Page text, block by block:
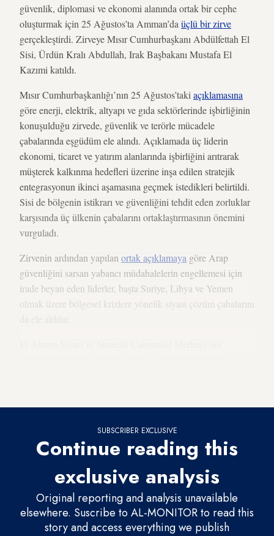
güvenlik, diplomasi ve ekonomi alanında ortak bir cephe
oluşturmak için 25 Ağustos’ta Amman’da üçlü bir zirve
gerçekleştirdi. Zirveye Mısır Cumhurbaşkanı Abdülfettah El
Sisi, Ürdün Kralı Abdullah, Irak Başbakanı Mustafa El
Kazımi katıldı.
Mısır Cumhurbaşkanlığı’nın 25 Ağustos’taki açıklamasına
göre enerji, elektrik, altyapı ve gıda sektörlerinde işbirliğinin
konuşulduğu zirvede, güvenlik ve terörle mücadele
çabalarında eşgüdüm ele alındı. Açıklamada üç liderin
ekonomi, ticaret ve yatırım alanlarında işbirliğini arıtrarak
müşterek kalkınma hedefleri üzerine inşa edilen stratejik
entegrasyonun ikinci aşamasına geçmek istedikleri belirtildi.
Sisi de bölgenin istikrarı ve güvenliğini tehdit eden zorluklar
karşısında üç ülkenin çabalarını ortaklaştırmasının önemini
vurguladı.
Zirvenin ardından yapılan ortak açıklamaya göre Arap
güvenliğini sarsan yabancı müdahalelerin engellemesi için
irade beyan eden liderler, başta Suriye, Libya ve Yemen
olmak üzere bölgesel krizlere yönelik siyasi çözüm çabalarını
SUBSCRIBER EXCLUSIVE
Continue reading this
exclusive analysis
Original reporting and analysis unavailable
elsewhere. Suscribe to AL-MONITOR to read this
story and access everything we publish